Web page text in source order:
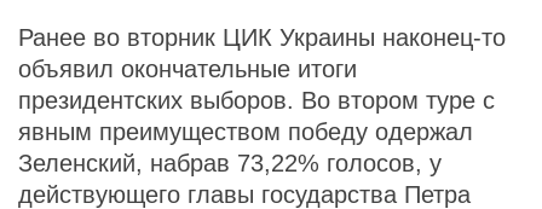
Ранее во вторник ЦИК Украины наконец-то
объявил окончательные итоги
президентских выборов. Во втором туре с
явным преимуществом победу одержал
Зеленский, набрав 73,22% голосов, у
действующего главы государства Петра